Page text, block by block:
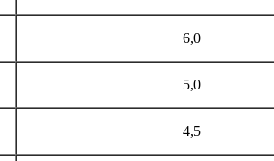
6,0
5,0
4,5